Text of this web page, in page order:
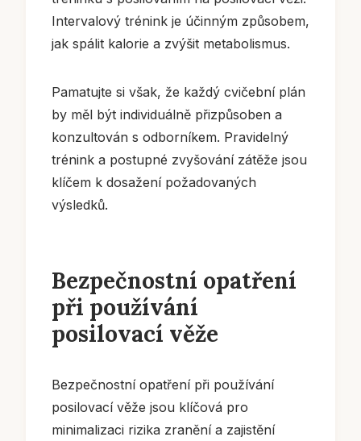
Intervalový trénink je účinným způsobem,
jak spálit kalorie a zvýšit metabolismus.
Pamatujte si však, že každý cvičební plán
by měl být individuálně přizpůsoben a
konzultován s odborníkem. Pravidelný
trénink a postupné zvyšování zátěže jsou
klíčem k dosažení požadovaných
výsledků.
Bezpečnostní opatření
při používání
posilovací věže
Bezpečnostní opatření při používání
posilovací věže jsou klíčová pro
minimalizaci rizika zranění a zajistění